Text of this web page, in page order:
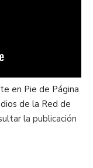
en Pie de Página
de la Red de
la publicación